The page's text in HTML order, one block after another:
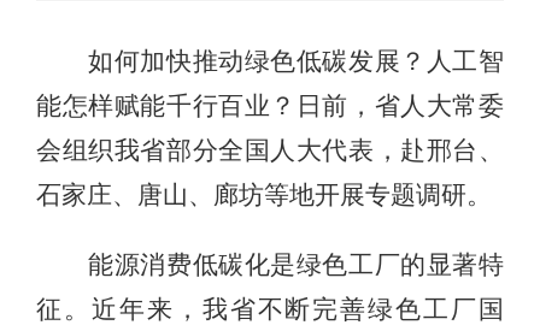
如何加快推动绿色低碳发展？人工智
能怎样赋能千行百业？日前，省人大常委
会组织我省部分全国人大代表，赴邢台、
石家庄、唐山、廊坊等地开展专题调研。
能源消费低碳化是绿色工厂的显著特
征。近年来，我省不断完善绿色工厂国